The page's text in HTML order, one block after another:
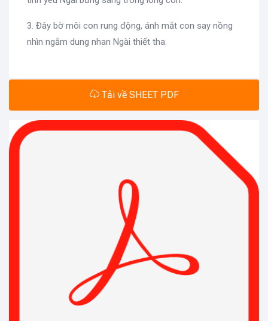
3. Đây bờ môi con rung động, ánh mắt con say nồng
nhìn ngắm dung nhan Ngài thiết tha.
Tải về SHEET PDF